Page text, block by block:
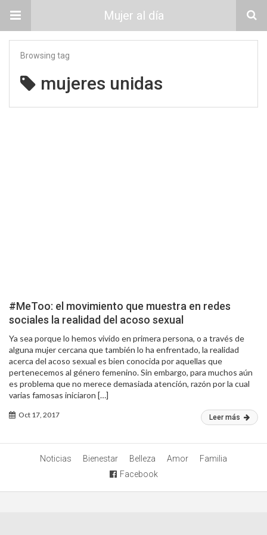
Mujer al día
Browsing tag
mujeres unidas
#MeToo: el movimiento que muestra en redes
sociales la realidad del acoso sexual
Ya sea porque lo hemos vivido en primera persona, o a través de
alguna mujer cercana que también lo ha enfrentado, la realidad
acerca del acoso sexual es bien conocida por aquellas que
pertenecemos al género femenino. Sin embargo, para muchos aún
es problema que no merece demasiada atención, razón por la cual
varias famosas iniciaron […]
Oct 17, 2017 Leer más
Noticias Bienestar Belleza Amor
Familia
Facebook